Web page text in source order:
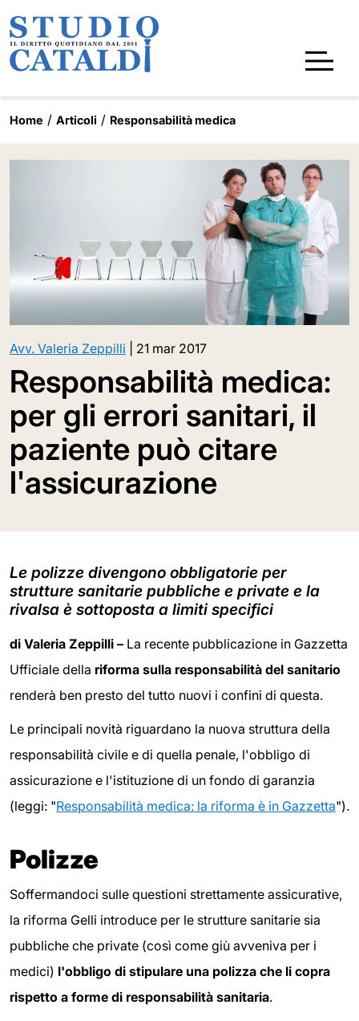
Home Articoli Responsabilità medica
Avv. Valeria Zeppilli 21 mar 2017
Responsabilità medica:
per gli errori sanitari, il
paziente può citare
l'assicurazione
Le polizze divengono obbligatorie per
strutture sanitarie pubbliche e private e la
rivalsa è sottoposta a limiti specifici
di Valeria Zeppilli – La recente pubblicazione in Gazzetta
Ufficiale della riforma sulla responsabilità del sanitario
renderà ben presto del tutto nuovi i confini di questa.
Le principali novità riguardano la nuova struttura della
responsabilità civile e di quella penale, l'obbligo di
assicurazione e l'istituzione di un fondo di garanzia
(leggi: "Responsabilità medica: la riforma è in Gazzetta").
Polizze
Soffermandoci sulle questioni strettamente assicurative,
la riforma Gelli introduce per le strutture sanitarie sia
pubbliche che private (così come giù avveniva per i
medici) l'obbligo di stipulare una polizza che li copra
rispetto a forme di responsabilità sanitaria.